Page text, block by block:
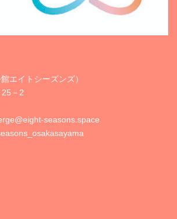
エイトシーズンズ）
－2
seasons.space